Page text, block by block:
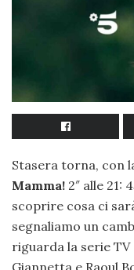
Stasera torna, con
Mamma! 2″ alle 21:
scoprire cosa ci
segnaliamo un
riguarda la serie
Giannetta e Raoul